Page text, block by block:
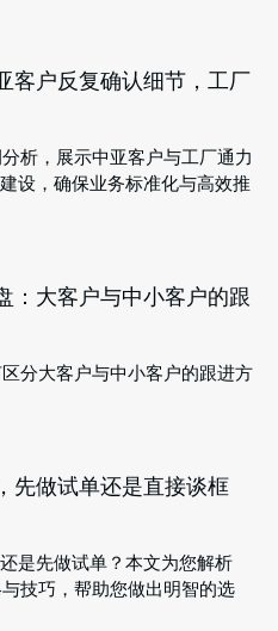
客户反复确认细节，工厂
析，展示中亚客户与工厂通力
设，确保业务标准化与高效推
：大客户与中小客户的跟
分大客户与中小客户的跟进方
先做试单还是直接谈框
是先做试单？本文为您解析
技巧，帮助您做出明智的选